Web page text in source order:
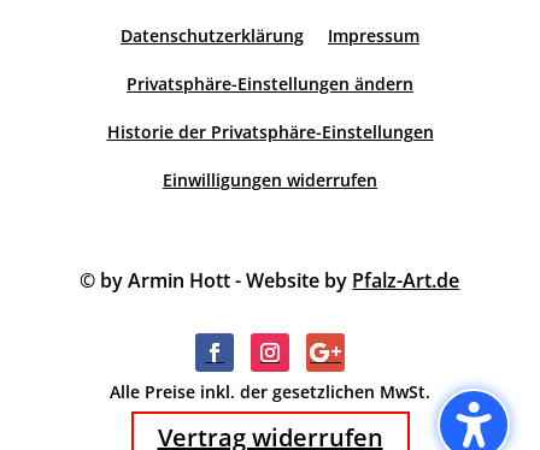
Datenschutzerklärung Impressum
Privatsphäre-Einstellungen ändern
Historie der Privatsphäre-Einstellungen
Einwilligungen widerrufen
© by Armin Hott - Website by Pfalz-Art.de
Alle Preise inkl. der gesetzlichen MwSt.
Vertrag widerrufen